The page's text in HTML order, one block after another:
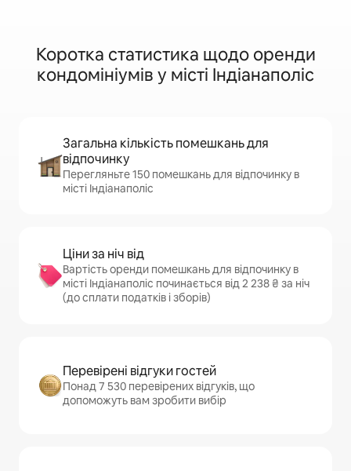
Коротка статистика щодо оренди
кондомініумів у місті Індіанаполіс
Загальна кількість помешкань для
відпочинку
Перегляньте 150 помешкань для відпочинку в
місті Індіанаполіс
Ціни за ніч від
Вартість оренди помешкань для відпочинку в
місті Індіанаполіс починається від 2 238 ₴ за ніч
(до сплати податків і зборів)
Перевірені відгуки гостей
Понад 7 530 перевірених відгуків, що
допоможуть вам зробити вибір